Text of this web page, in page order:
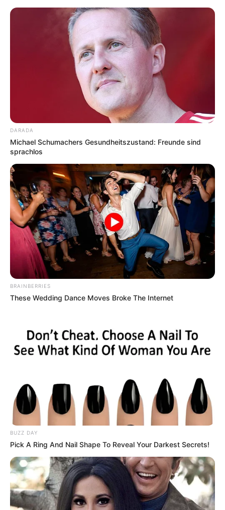
Todtnau und Bernau im Schwarzwald mit
Veranstaltungen 20 km 40 km
Im Sommer gehören auchBademöglichkeitenzu den
Ausflugsziele und Sehenswürdigkeiten in Todtnau
und in Bernau im Schwarzwald bzw. im Umkreis
von rund 30 km (Hochschwarzwald):
Todtnauer Wasserfall
Aus einer Höhe von insgesamt 97 Metern
stürzt das Wasser zwischen Todtnau und
Aftersteg in mehreren Stufen in die Tiefe.
Deshalb werden sie auch als Wasserfälle bezeichnet. Sie
sind nach der Eiszeit natürlich entstanden und über
DARADA
Michael Schumachers Gesundheitszustand: Freunde sind
sprachlos
BRAINBERRIES
These Wedding Dance Moves Broke The Internet
BUZZ DAY
Pick A Ring And Nail Shape To Reveal Your Darkest Secrets!